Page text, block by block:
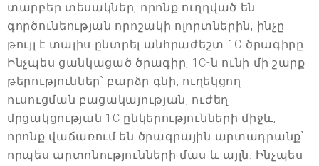
տարբեր տեսակներ, որոնք ուղղված են
գործունեության որոշակի ոլորտներին, ինչը
թույլ է տալիս ընտրել անհրաժեշտ 1C ծրագիրը:
Ինչպես ցանկացած ծրագիր, 1C-ն ունի մի շարք
թերություններ՝ բարձր գնի, ուղեկցող
ուսուցման բացակայության, ուժեղ
մրցակցության 1C ընկերությունների միջև,
որոնք վաճառում են ծրագրային արտադրանք՝
որպես արտոնությունների մաս և այլն: Ինչպես